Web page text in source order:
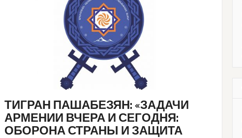
ТИГРАН ПАШАБЕЗЯН: «ЗАДАЧИ
АРМЕНИИ ВЧЕРА И СЕГОДНЯ:
ОБОРОНА СТРАНЫ И ЗАЩИТА